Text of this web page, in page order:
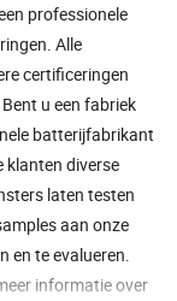
professionele
Alle
certificeringen
u een fabriek
batterijfabrikant
klanten diverse
laten testen
aan onze
te evalueren.
informatie over